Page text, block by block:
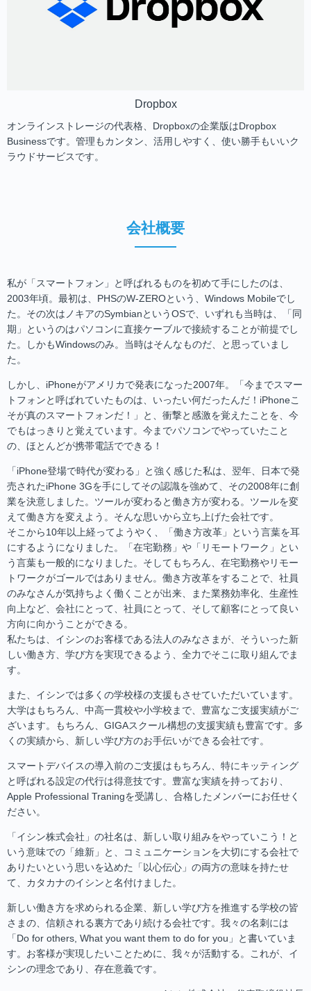
Dropbox
オンラインストレージの代表格、Dropboxの企業版はDropbox
Businessです。管理もカンタン、活用しやすく、使い勝手もいいク
ラウドサービスです。
会社概要
私が「スマートフォン」と呼ばれるものを初めて手にしたのは、
2003年頃。最初は、PHSのW-ZEROという、Windows Mobileでし
た。その次はノキアのSymbianというOSで、いずれも当時は、「同
期」というのはパソコンに直接ケーブルで接続することが前提でし
た。しかもWindowsのみ。当時はそんなものだ、と思っていまし
た。
しかし、iPhoneがアメリカで発表になった2007年。「今までスマー
トフォンと呼ばれていたものは、いったい何だったんだ！iPhoneこ
そが真のスマートフォンだ！」と、衝撃と感激を覚えたことを、今
でもはっきりと覚えています。今までパソコンでやっていたこと
の、ほとんどが携帯電話でできる！
「iPhone登場で時代が変わる」と強く感じた私は、翌年、日本で発
売されたiPhone 3Gを手にしてその認識を強めて、その2008年に創
業を決意しました。ツールが変わると働き方が変わる。ツールを変
えて働き方を変えよう。そんな思いから立ち上げた会社です。
そこから10年以上経ってようやく、「働き方改革」という言葉を耳
にするようになりました。「在宅勤務」や「リモートワーク」とい
う言葉も一般的になりました。そしてもちろん、在宅勤務やリモー
トワークがゴールではありません。働き方改革をすることで、社員
のみなさんが気持ちよく働くことが出来、また業務効率化、生産性
向上など、会社にとって、社員にとって、そして顧客にとって良い
方向に向かうことができる。
私たちは、イシンのお客様である法人のみなさまが、そういった新
しい働き方、学び方を実現できるよう、全力でそこに取り組んでま
す。
また、イシンでは多くの学校様の支援もさせていただいています。
大学はもちろん、中高一貫校や小学校まで、豊富なご支援実績がご
ざいます。もちろん、GIGAスクール構想の支援実績も豊富です。多
くの実績から、新しい学び方のお手伝いができる会社です。
スマートデバイスの導入前のご支援はもちろん、特にキッティング
と呼ばれる設定の代行は得意技です。豊富な実績を持っており、
Apple Professional Traningを受講し、合格したメンバーにお任せく
ださい。
「イシン株式会社」の社名は、新しい取り組みをやっていこう！と
いう意味での「維新」と、コミュニケーションを大切にする会社で
ありたいという思いを込めた「以心伝心」の両方の意味を持たせ
て、カタカナのイシンと名付けました。
新しい働き方を求められる企業、新しい学び方を推進する学校の皆
さまの、信頼される裏方であり続ける会社です。我々の名刺には
「Do for others, What you want them to do for you」と書いていま
す。お客様が実現したいことために、我々が活動する。これが、イ
シンの理念であり、存在意義です。